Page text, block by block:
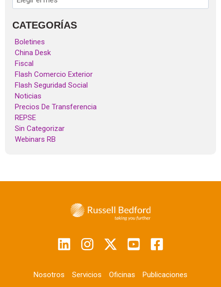
CATEGORÍAS
Boletines
China Desk
Fiscal
Flash Comercio Exterior
Flash Seguridad Social
Noticias
Precios De Transferencia
REPSE
Sin Categorizar
Webinars RB
Nosotros Servicios Oficinas Publicaciones